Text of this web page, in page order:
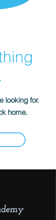
looking for.
home.